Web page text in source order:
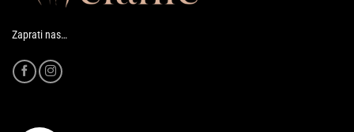
Zaprati nas…